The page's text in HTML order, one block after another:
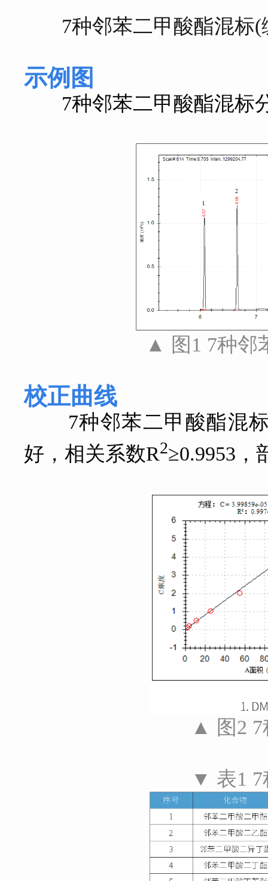
7种邻苯二甲酸酯混标(
示例图
7种邻苯二甲酸酯混标
▲ 图1 7种邻
校正曲线
7种邻苯二甲酸酯混标
好，相关系数R2≥0.9953，
▲ 图2 7
▼ 表1 7